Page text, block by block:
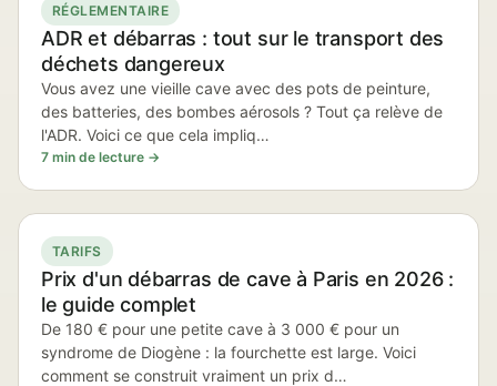
RÉGLEMENTAIRE
ADR et débarras : tout sur le transport des
déchets dangereux
Vous avez une vieille cave avec des pots de peinture,
des batteries, des bombes aérosols ? Tout ça relève de
l'ADR. Voici ce que cela impliq…
7 min de lecture →
TARIFS
Prix d'un débarras de cave à Paris en 2026 :
le guide complet
De 180 € pour une petite cave à 3 000 € pour un
syndrome de Diogène : la fourchette est large. Voici
comment se construit vraiment un prix d…